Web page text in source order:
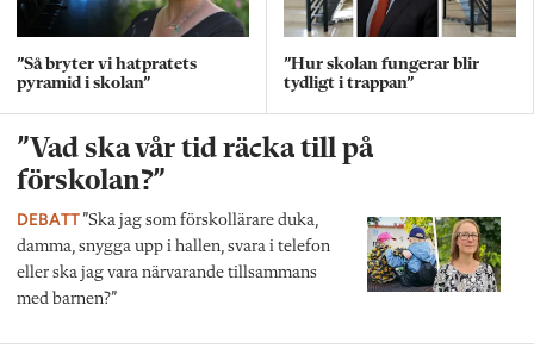
”Så bryter vi hatpratets
pyramid i skolan”
”Hur skolan fungerar blir
tydligt i trappan”
”Vad ska vår tid räcka till på
förskolan?”
DEBATT”Ska jag som förskollärare duka,
damma, snygga upp i hallen, svara i telefon
eller ska jag vara närvarande tillsammans
med barnen?”